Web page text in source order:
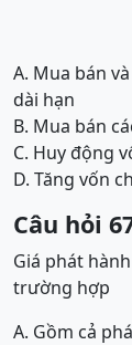
A. Mua bán
dài hạn
B. Mua bán
C. Huy động
D. Tăng vốn
Câu hỏi
Giá phát
trường hợp
A. Gồm cả